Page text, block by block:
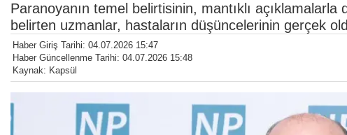
Paranoyanın temel belirtisinin, mantıklı
belirten uzmanlar, hastaların düşüncelerinin gerçek
Haber Giriş Tarihi: 04.07.2026 15:47
Haber Güncellenme Tarihi: 04.07.2026 15:48
Kaynak: Kapsül